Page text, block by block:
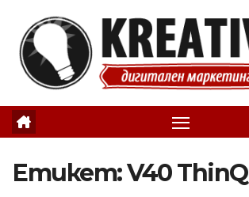
content
Етикет:V40 ThinQ